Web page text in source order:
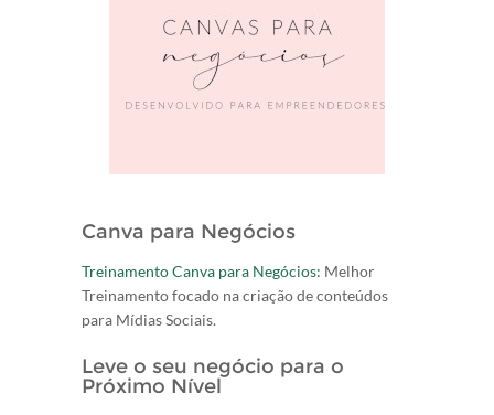
Canva para Negócios
Treinamento Canva para Negócios: Melhor
Treinamento focado na criação de conteúdos
para Mídias Sociais.
Leve o seu negócio para o
Próximo Nível